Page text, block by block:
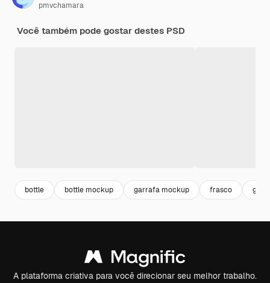
pmvchamara
Você também pode gostar destes PSD
bottle bottle mockup garrafa mockup frasco
A plataforma criativa para você direcionar seu melhor trabalho.